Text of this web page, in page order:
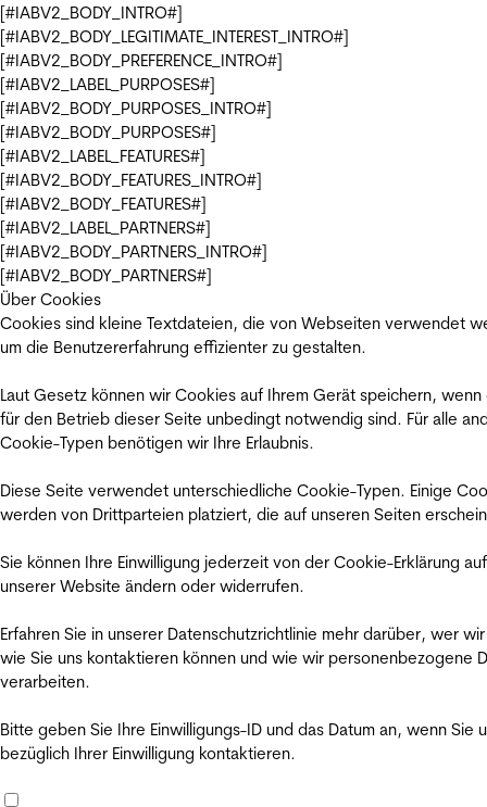
[#IABV2_BODY_INTRO#]
[#IABV2_BODY_LEGITIMATE_INTEREST_INTRO#]
[#IABV2_BODY_PREFERENCE_INTRO#]
[#IABV2_LABEL_PURPOSES#]
[#IABV2_BODY_PURPOSES_INTRO#]
[#IABV2_BODY_PURPOSES#]
[#IABV2_LABEL_FEATURES#]
[#IABV2_BODY_FEATURES_INTRO#]
[#IABV2_BODY_FEATURES#]
[#IABV2_LABEL_PARTNERS#]
[#IABV2_BODY_PARTNERS_INTRO#]
[#IABV2_BODY_PARTNERS#]
Über Cookies
Cookies sind kleine Textdateien, die von Webseiten verwendet
um die Benutzererfahrung effizienter zu gestalten.
Laut Gesetz können wir Cookies auf Ihrem Gerät speichern, wenn
für den Betrieb dieser Seite unbedingt notwendig sind. Für alle
Cookie-Typen benötigen wir Ihre Erlaubnis.
Diese Seite verwendet unterschiedliche Cookie-Typen. Einige
werden von Drittparteien platziert, die auf unseren Seiten
Sie können Ihre Einwilligung jederzeit von der Cookie-Erklärung auf
unserer Website ändern oder widerrufen.
Erfahren Sie in unserer Datenschutzrichtlinie mehr darüber, wer
wie Sie uns kontaktieren können und wie wir personenbezogene
verarbeiten.
Bitte geben Sie Ihre Einwilligungs-ID und das Datum an, wenn Sie
bezüglich Ihrer Einwilligung kontaktieren.